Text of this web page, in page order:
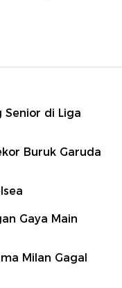
di Liga
Buruk Garuda
Gaya Main
Milan Gagal